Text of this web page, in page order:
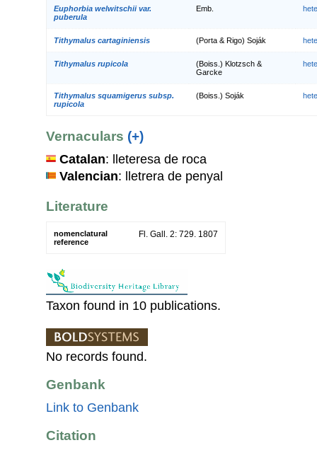
Euphorbia welwitschii var.
puberula
Emb.
Tithymalus cartaginiensis (Porta & Rigo) Soják
Tithymalus rupicola
(Boiss.) Klotzsch &
Garcke
Tithymalus squamigerus subsp.
rupicola
(Boiss.) Soják
Vernaculars (+)
Catalan: lleteresa de roca
Valencian: lletrera de penyal
Literature
nomenclatural
reference
Fl. Gall. 2: 729. 1807
Taxon found in 10 publications.
No records found.
Genbank
Link to Genbank
Citation